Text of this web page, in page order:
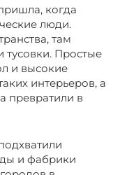
когда
люди.
там
тусовки. Простые
и высокие
интерьеров, а
превратили в
и фабрики